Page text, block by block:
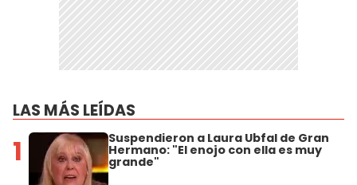
LAS MÁS LEÍDAS
1 Suspendieron a Laura Ubfal de Gran
Hermano: "El enojo con ella es muy
grande"